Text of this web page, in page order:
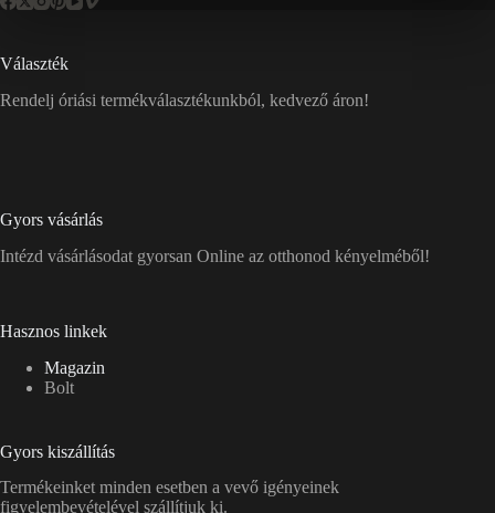
Választék
Rendelj óriási termékválasztékunkból, kedvező áron!
Gyors vásárlás
Intézd vásárlásodat gyorsan Online az otthonod kényelméből!
Hasznos linkek
Magazin
Bolt
Gyors kiszállítás
Termékeinket minden esetben a vevő igényeinek
figyelembevételével szállítjuk ki.